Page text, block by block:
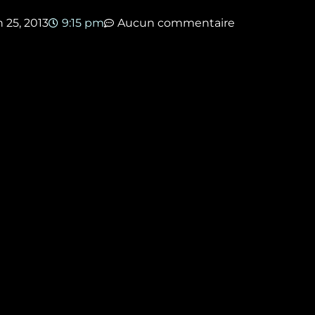
25, 2013 9:15 pm Aucun commentaire